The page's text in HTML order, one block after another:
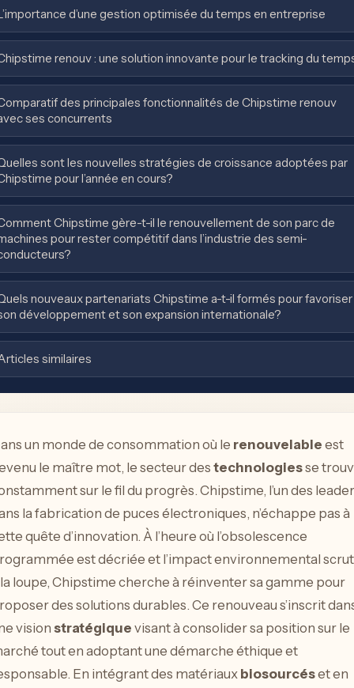
d’une gestion optimisée du temps en entreprise
renouv : une solution innovante pour le tracking du
des principales fonctionnalités de Chipstime renouv
ses concurrents
sont les nouvelles stratégies de croissance adoptées par
pour l’année en cours?
Chipstime gère-t-il le renouvellement de son parc de
pour rester compétitif dans l’industrie des semi-
nouveaux partenariats Chipstime a-t-il formés pour favoriser
développement et son expansion internationale?
similaires
un monde de consommation où le renouvelable est
le maître mot, le secteur des technologiesse
sur le fil du progrès. Chipstime, l’un des
la fabrication de puces électroniques, n’échappe pas à
quête d’innovation. À l’heure où l’obsolescence
est décriée et l’impact environnemental
loupe, Chipstime cherche à réinventer sa gamme pour
des solutions durables. Ce renouveau s’inscrit
vision stratégique visant à consolider sa position sur le
tout en adoptant une démarche éthique et
En intégrant des matériaux biosourcéset en